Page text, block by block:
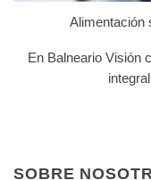
Alimentación
En Balneario Visión
SOBRE